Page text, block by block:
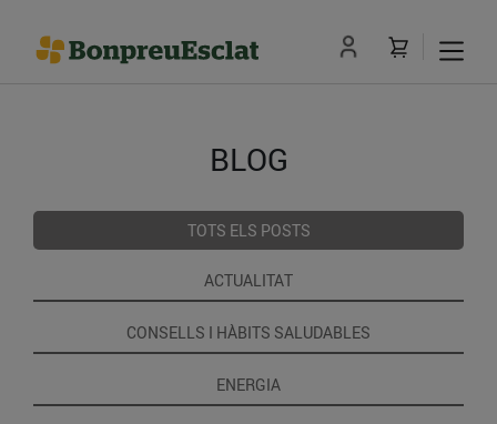
BLOG
TOTS ELS POSTS
ACTUALITAT
CONSELLS I HÀBITS SALUDABLES
ENERGIA